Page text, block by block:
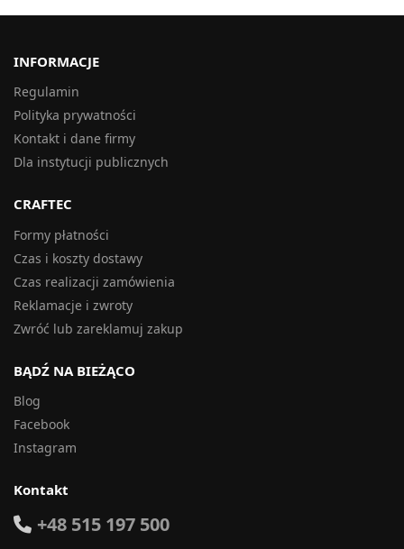
INFORMACJE
Regulamin
Polityka prywatności
Kontakt i dane firmy
Dla instytucji publicznych
CRAFTEC
Formy płatności
Czas i koszty dostawy
Czas realizacji zamówienia
Reklamacje i zwroty
Zwróć lub zareklamuj zakup
BĄDŹ NA BIEŻĄCO
Blog
Facebook
Instagram
Kontakt
+48 515 197 500